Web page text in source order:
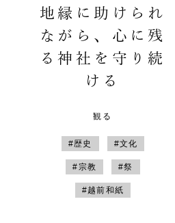
地縁に助けられ
ながら、心に残
る神社を守り続
ける
観る
#歴史 #文化
#宗教 #祭
#越前和紙